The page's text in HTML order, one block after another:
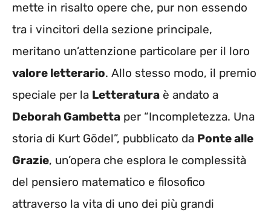
mette in risalto opere che, pur non essendo
tra i vincitori della sezione principale,
meritano un’attenzione particolare per il loro
valore letterario. Allo stesso modo, il premio
speciale per la Letteratura è andato a
Deborah Gambetta per “Incompletezza. Una
storia di Kurt Gödel”, pubblicato da Ponte alle
Grazie, un’opera che esplora le complessità
del pensiero matematico e filosofico
attraverso la vita di uno dei più grandi